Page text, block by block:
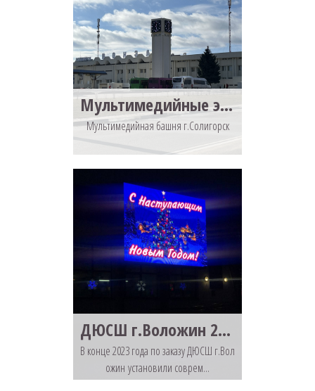
Мультимедийные экраны г.Солигорск
Мультимедийная башня г.Солигорск
ДЮСШ г.Воложин 2024 год встречает уже с современным светодиодным экраном
В конце 2023 года по заказу ДЮСШ г.Вол
ожин установили соврем...